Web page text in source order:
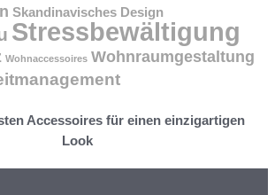
Skandinavisches Design
Stressbewältigung
Wohnaccessoires Wohnraumgestaltung
Accessoires für einen einzigartigen
Look